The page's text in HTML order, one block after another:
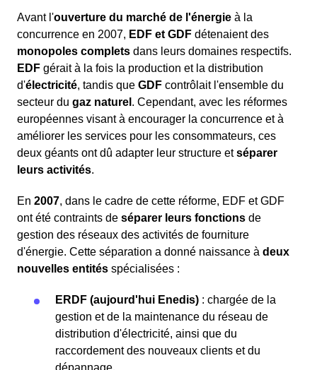
Avant l'ouverture du marché de l'énergie à la
concurrence en 2007, EDF et GDF détenaient des
monopoles complets dans leurs domaines respectifs.
EDF gérait à la fois la production et la distribution
d'électricité, tandis que GDF contrôlait l'ensemble du
secteur du gaz naturel . Cependant, avec les réformes
européennes visant à encourager la concurrence et à
améliorer les services pour les consommateurs, ces
deux géants ont dû adapter leur structure etséparer
leurs activités.
En 2007, dans le cadre de cette réforme, EDF et GDF
ont été contraints de séparer leurs fonctions de
gestion des réseaux des activités de fourniture
d'énergie. Cette séparation a donné naissance à deux
nouvelles entités spécialisées :
ERDF (aujourd'hui Enedis) : chargée de la
gestion et de la maintenance du réseau de
distribution d'électricité, ainsi que du
raccordement des nouveaux clients et du
dépannage.